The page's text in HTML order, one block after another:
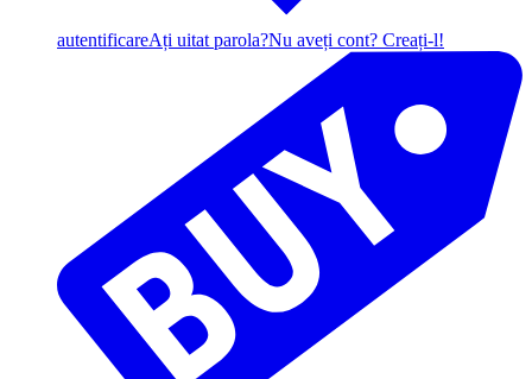
autentificareAți uitat parola?Nu aveți cont? Creați-l!